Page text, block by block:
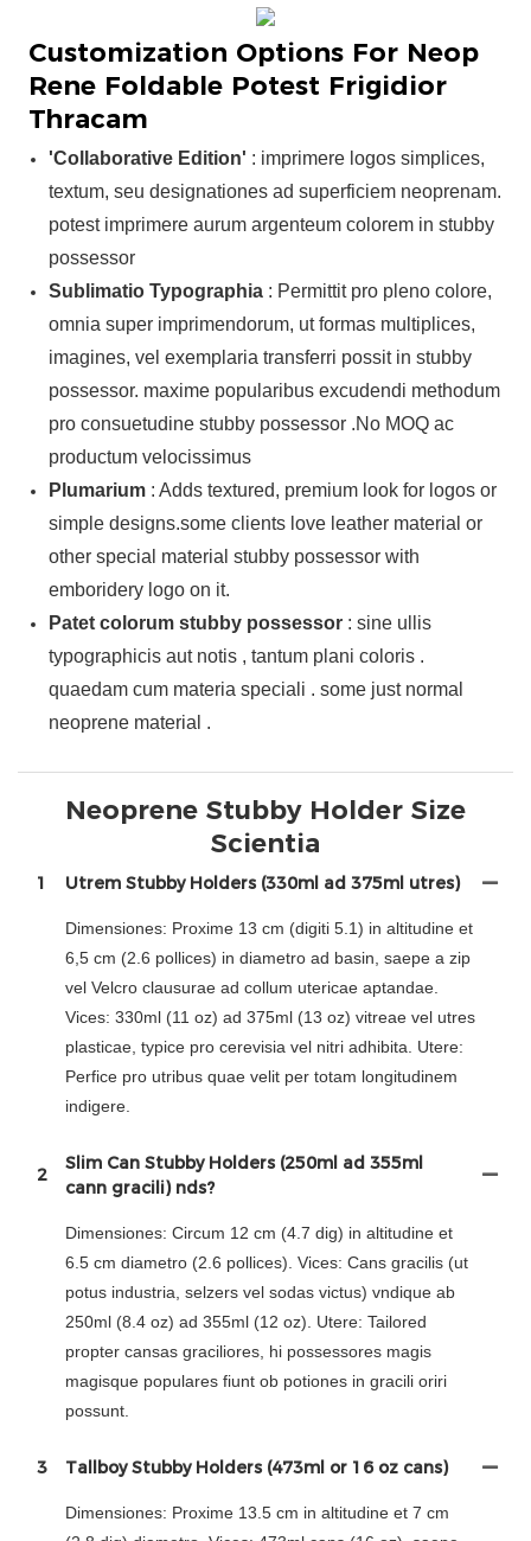
Customization Options For Neop
Rene Foldable Potest Frigidior
Thracam
'Collaborative Edition' : imprimere logos simplices,
textum, seu designationes ad superficiem neoprenam.
potest imprimere aurum argenteum colorem in stubby
possessor
Sublimatio Typographia : Permittit pro pleno colore,
omnia super imprimendorum, ut formas multiplices,
imagines, vel exemplaria transferri possit in stubby
possessor. maxime popularibus excudendi methodum
pro consuetudine stubby possessor .No MOQ ac
productum velocissimus
Plumarium : Adds textured, premium look for logos or
simple designs.some clients love leather material or
other special material stubby possessor with
emboridery logo on it.
Patet colorum stubby possessor : sine ullis
typographicis aut notis , tantum plani coloris .
quaedam cum materia speciali . some just normal
neoprene material .
Neoprene Stubby Holder Size
Scientia
1 Utrem Stubby Holders (330ml ad 375ml utres)
Dimensiones: Proxime 13 cm (digiti 5.1) in altitudine et
6,5 cm (2.6 pollices) in diametro ad basin, saepe a zip
vel Velcro clausurae ad collum utericae aptandae.
Vices: 330ml (11 oz) ad 375ml (13 oz) vitreae vel utres
plasticae, typice pro cerevisia vel nitri adhibita. Utere:
Perfice pro utribus quae velit per totam longitudinem
indigere.
2
Slim Can Stubby Holders (250ml ad 355ml
cann gracili) nds?
Dimensiones: Circum 12 cm (4.7 dig) in altitudine et
6.5 cm diametro (2.6 pollices). Vices: Cans gracilis (ut
potus industria, selzers vel sodas victus) vndique ab
250ml (8.4 oz) ad 355ml (12 oz). Utere: Tailored
propter cansas graciliores, hi possessores magis
magisque populares fiunt ob potiones in gracili oriri
possunt.
3 Tallboy Stubby Holders (473ml or 16 oz cans)
Dimensiones: Proxime 13.5 cm in altitudine et 7 cm